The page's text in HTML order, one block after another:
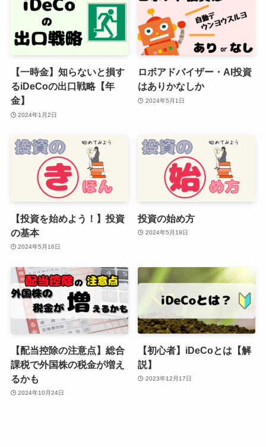
【一時金】知らないと損す
るiDeCoの出口戦略【年
金】
2024年1月2日
ロボアドバイザー・AI投資
はありかなしか
2024年5月1日
【投資を始めよう！】投資
の基本
2024年5月16日
投資の始め方
2024年5月19日
【配当控除の注意点】総合
課税で外国株の税金が増え
るかも
2024年10月24日
【初心者】iDeCoとは【解
説】
2023年12月17日